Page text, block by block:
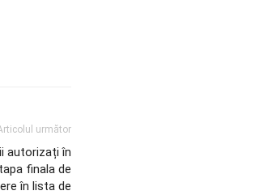
următor
autorizați în
finala de
în lista de